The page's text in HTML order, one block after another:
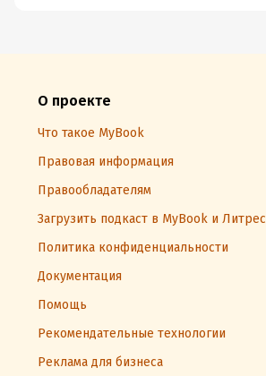
О проекте
Что такое MyBook
Правовая информация
Правообладателям
Загрузить подкаст в MyBook и Литрес
Политика конфиденциальности
Документация
Помощь
Рекомендательные технологии
Реклама для бизнеса